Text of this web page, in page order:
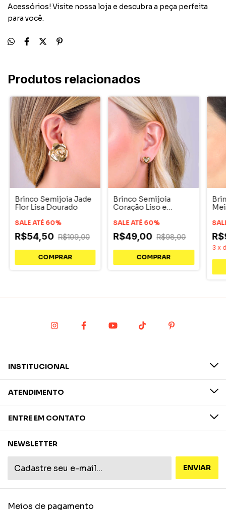
Acessórios! Visite nossa loja e descubra a peça perfeita
para você.
Produtos relacionados
Brinco Semijoia Jade
Flor Lisa Dourado
SALE ATÉ 60%
R$54,50 R$109,00
Brinco Semijoia
Coração Liso e
Dourado
SALE ATÉ 60%
R$49,00 R$98,00
3 x
INSTITUCIONAL
ATENDIMENTO
ENTRE EM CONTATO
NEWSLETTER
Meios de pagamento